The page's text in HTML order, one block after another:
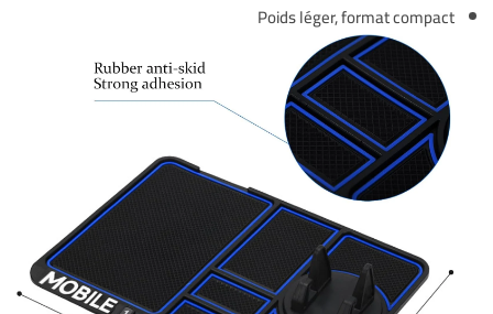
Poids léger, format compact